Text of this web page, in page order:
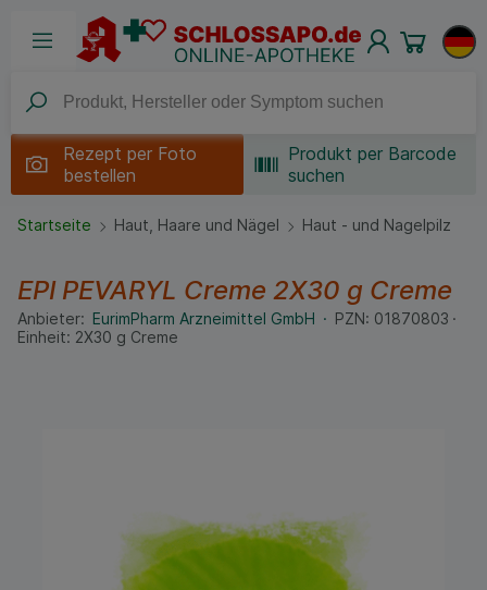
Rezept per Foto
bestellen
Produkt per Barcode
suchen
Startseite Haut, Haare und Nägel Haut - und Nagelpilz
EPI PEVARYL Creme 2X30 g Creme
Anbieter: EurimPharm Arzneimittel GmbH PZN: 01870803
Einheit: 2X30 g Creme